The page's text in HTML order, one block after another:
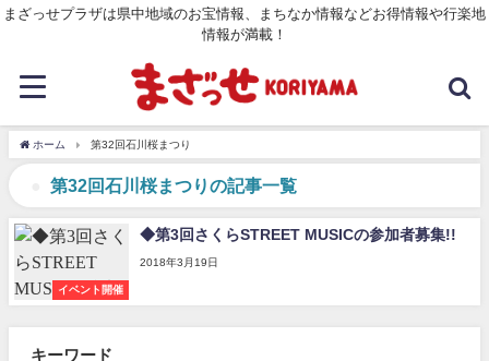
まざっせプラザは県中地域のお宝情報、まちなか情報などお得情報や行楽地
情報が満載！
ホーム 第32回石川桜まつり
第32回石川桜まつりの記事一覧
イベント開催
◆第3回さくらSTREET MUSICの参加者募集!!
2018年3月19日
キーワード